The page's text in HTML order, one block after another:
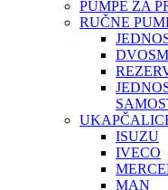
PUMPE ZA
RUČNE
ISUZU
IVECO
MAN